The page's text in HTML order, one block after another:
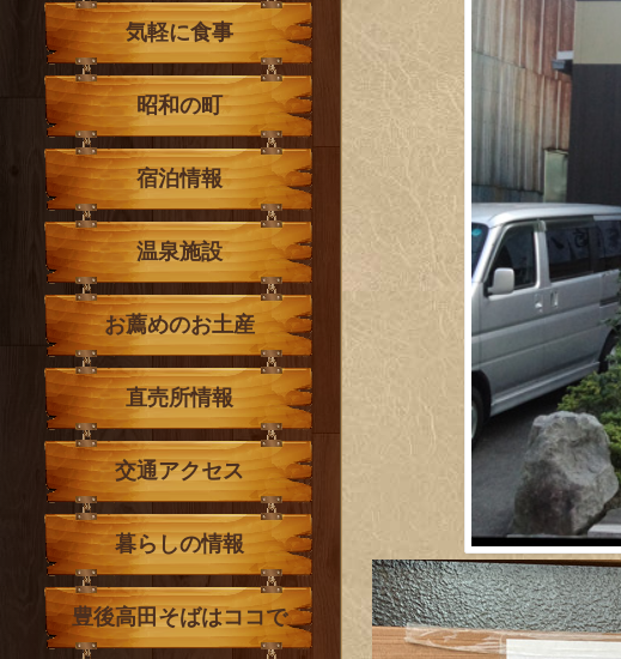
気軽に食事
昭和の町
宿泊情報
温泉施設
お薦めのお土産
直売所情報
交通アクセス
暮らしの情報
豊後高田そばはココで